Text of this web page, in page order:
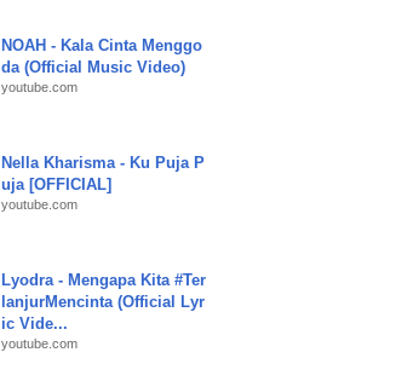
NOAH - Kala Cinta Menggo
da (Official Music Video)
youtube.com
Nella Kharisma - Ku Puja P
uja [OFFICIAL]
youtube.com
Lyodra - Mengapa Kita #Ter
lanjurMencinta (Official Lyr
ic Vide...
youtube.com